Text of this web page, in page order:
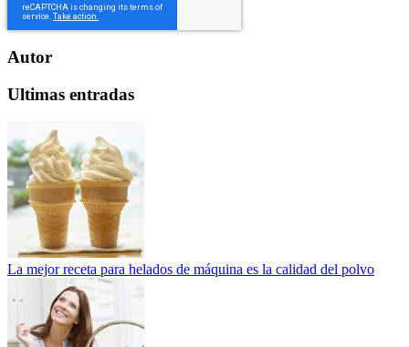
Autor
Ultimas entradas
La mejor receta para helados de máquina es la calidad del polvo